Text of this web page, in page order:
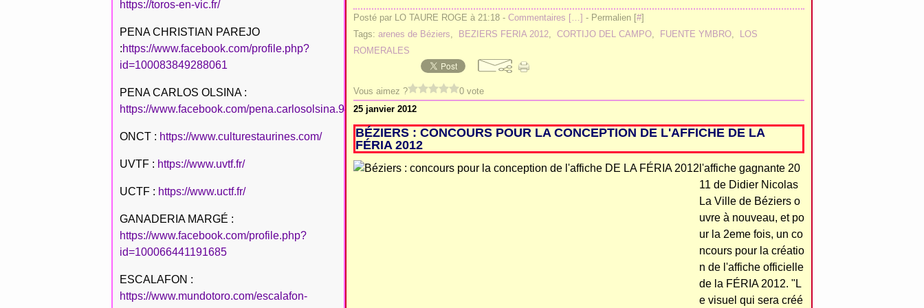
https://toros-en-vic.fr/
PENA CHRISTIAN PAREJO
:https://www.facebook.com/profile.php?
id=100083849288061
PENA CARLOS OLSINA :
https://www.facebook.com/pena.carlosolsina.94
ONCT : https://www.culturestaurines.com/
UVTF : https://www.uvtf.fr/
UCTF : https://www.uctf.fr/
GANADERIA MARGÉ :
https://www.facebook.com/profile.php?
id=100066441191685
ESCALAFON :
https://www.mundotoro.com/escalafon-
Posté par LO TAURE ROGE à 21:18 - Commentaires […] - Permalien [#]
Tags: arenes de Béziers, BEZIERS FERIA 2012, CORTIJO DEL CAMPO, FUENTE YMBRO,
LOS
ROMERALES
Vous aimez ?
0 vote
25 janvier 2012
BÉZIERS : CONCOURS POUR LA CONCEPTION DE L'AFFICHE DE LA
FÉRIA 2012
l'affiche gagnante 20
11 de Didier Nicolas
La Ville de Béziers o
uvre à nouveau, et po
ur la 2eme fois, un co
ncours pour la créatio
n de l'affiche officielle
de la FÉRIA 2012. "L
e visuel qui sera créé